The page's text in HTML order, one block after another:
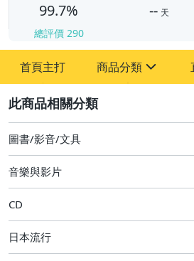
99.7%
總評價 290
-- 天
首頁主打 商品分類
圖書/影音/文具
圖書/影音/文具
音樂與影片
CD
日本流行